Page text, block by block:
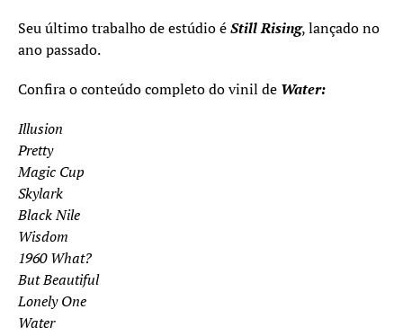
Seu último trabalho de estúdio éStill Rising, lançado no
ano passado.
Confira o conteúdo completo do vinil de Water:
Illusion
Pretty
Magic Cup
Skylark
Black Nile
Wisdom
1960 What?
But Beautiful
Lonely One
Water